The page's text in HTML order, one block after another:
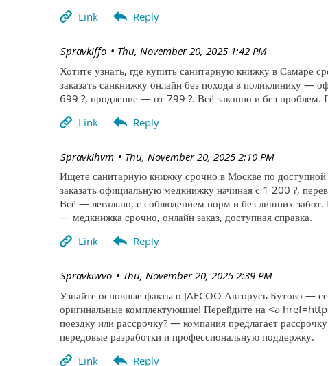
Thu, November 20, 2025 1:42 PM
| Spravkiffo
Хотите узнать, где купить санитарную книжку в
заказать санкнижку онлайн без похода в поликлинику —
699 ?, продление — от 799 ?. Всё законно и без
Thu, November 20, 2025 2:10 PM
| Spravkihvm
Ищете санитарную книжку срочно в Москве по
заказать официальную медкнижку начиная с 1 200 ?,
Всё — легально, с соблюдением норм и без лишних
— медкнижка срочно, онлайн заказ, доступная справка.
Thu, November 20, 2025 2:39 PM
| Spravkiwvo
Узнайте основные факты о JAECOO Авторусь Бутово —
оригинальные комплектующие! Перейдите на <a
поездку или рассрочку? — компания предлагает
передовые разработки и профессиональную поддержку.